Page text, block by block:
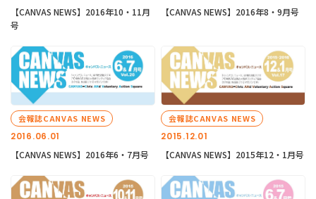
【CANVAS NEWS】2016年10・11月
号
【CANVAS NEWS】2016年8・9月号
2016.06.01
会報誌CANVAS NEWS
【CANVAS NEWS】2016年6・7月号
2015.12.01
会報誌CANVAS NEWS
【CANVAS NEWS】2015年12・1月号